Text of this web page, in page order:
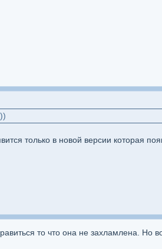
только в новой версии которая
то что она не захламлена. Но